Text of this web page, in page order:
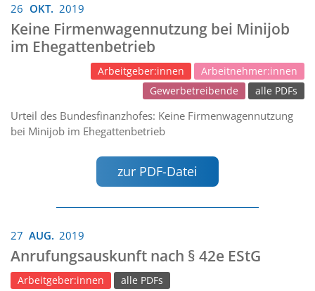
26 OKT. 2019
Keine Firmenwagennutzung bei Minijob
im Ehegattenbetrieb
Arbeitgeber:innen
Arbeitnehmer:innen
Gewerbetreibende
alle PDFs
Urteil des Bundesfinanzhofes: Keine Firmenwagennutzung
bei Minijob im Ehegattenbetrieb
zur PDF-Datei
27 AUG. 2019
Anrufungsauskunft nach § 42e EStG
Arbeitgeber:innen alle PDFs